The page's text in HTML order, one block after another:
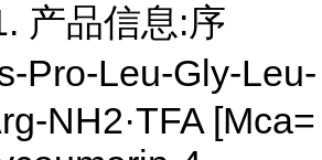
产品信息:序
Pro-Leu-Gly-Leu-
NH2·TFA [Mca=